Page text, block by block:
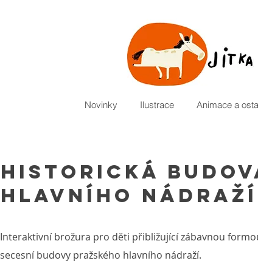
Novinky Ilustrace Animace a
HISTORICKÁ
hlavního nádraží
Interaktivní brožura pro děti přibližující zábavnou
secesní budovy pražského hlavního nádraží.